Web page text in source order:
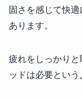
固さを感じて快
あります。
疲れをしっかり
ッドは必要という